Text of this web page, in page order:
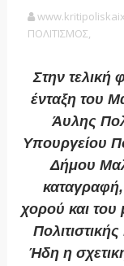
ΠΟΛΙΤΙΣΜΟΣ,
Στην τελική
ένταξη του
Άυλης
Υπουργείου
Δήμου
καταγραφή,
χορού και
Ήδη η